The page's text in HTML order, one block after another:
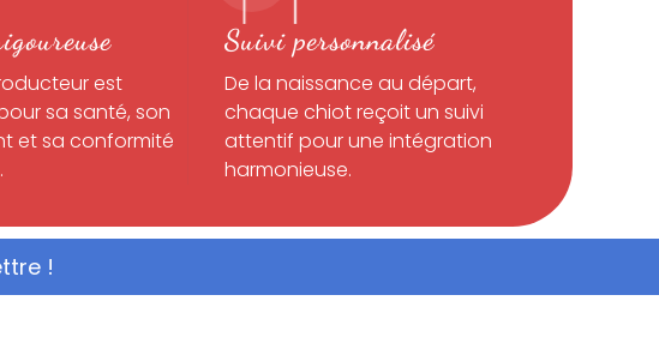
est
sa santé, son
et sa conformité
Suivi personnalisé
De la naissance au départ,
chaque chiot reçoit un suivi
attentif pour une intégration
harmonieuse.
!